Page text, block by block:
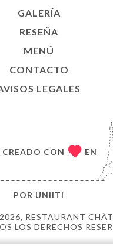
GALERÍA
RESEÑA
MENÚ
CONTACTO
LEGALES
RESTAURANT
LOS DERECHOS
CON EN
POR UNIITI